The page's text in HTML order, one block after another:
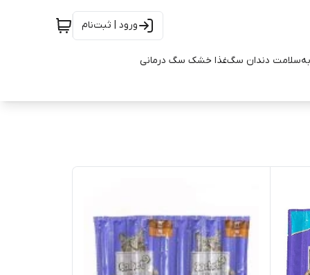
ورود | ثبت‌نام
سلامت دندان سگغذا خشک سگ درمانی